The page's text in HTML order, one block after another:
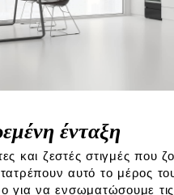
ένταξη
και ζεστές στιγμές που
αυτό το μέρος
για να ενσωματώσουμε